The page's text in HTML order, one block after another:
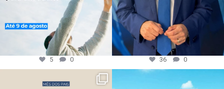
5 0 36 0